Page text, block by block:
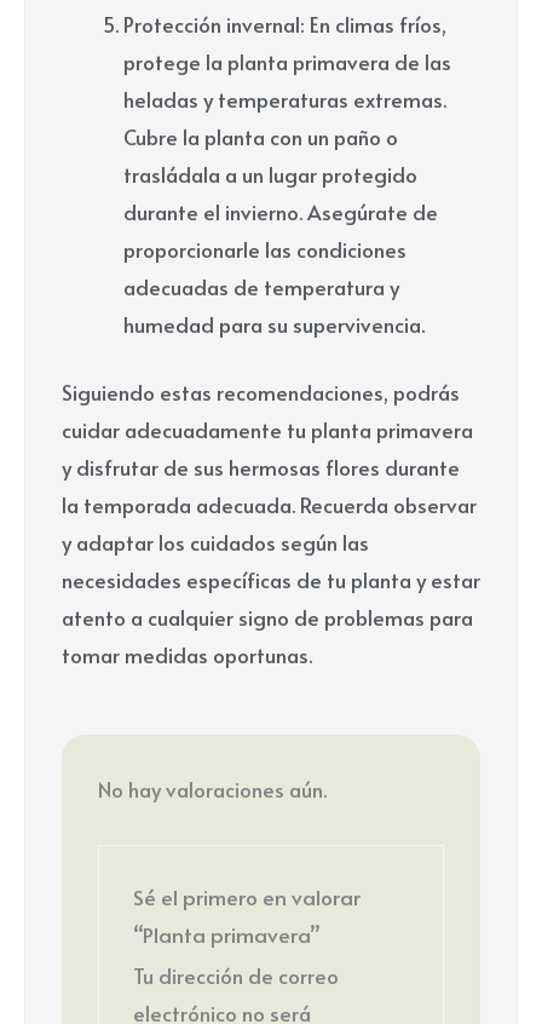
Protección invernal: En climas fríos,
protege la planta primavera de las
heladas y temperaturas extremas.
Cubre la planta con un paño o
trasládala a un lugar protegido
durante el invierno. Asegúrate de
proporcionarle las condiciones
adecuadas de temperatura y
humedad para su supervivencia.
Siguiendo estas recomendaciones, podrás
cuidar adecuadamente tu planta primavera
y disfrutar de sus hermosas flores durante
la temporada adecuada. Recuerda observar
y adaptar los cuidados según las
necesidades específicas de tu planta y estar
atento a cualquier signo de problemas para
tomar medidas oportunas.
No hay valoraciones aún.
Sé el primero en valorar
“Planta primavera”
Tu dirección de correo
electrónico no será